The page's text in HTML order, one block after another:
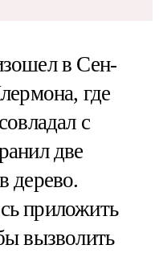
в Сен-
где
с
две
дерево.
приложить
вызволить